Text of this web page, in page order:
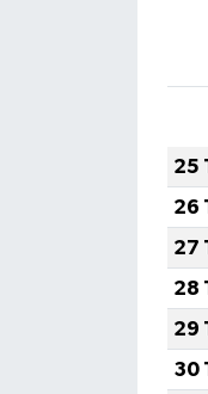
25
26
27
28
29
30